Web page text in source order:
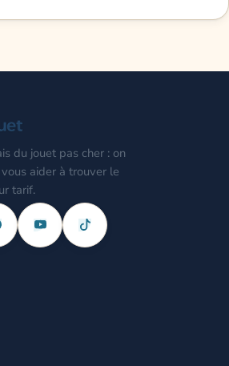
du jouet pas cher : on
aider à trouver le
tarif.